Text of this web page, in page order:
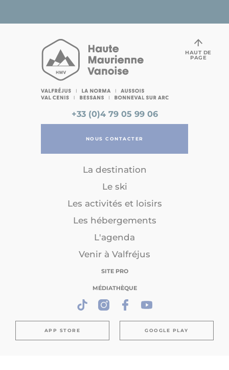
+33 (0)4 79 05 99 06
NOUS CONTACTER
La destination
Le ski
Les activités et loisirs
Les hébergements
L'agenda
Venir à Valfréjus
SITE PRO
MÉDIATHÈQUE
APP STORE GOOGLE PLAY
HAUT DE
PAGE